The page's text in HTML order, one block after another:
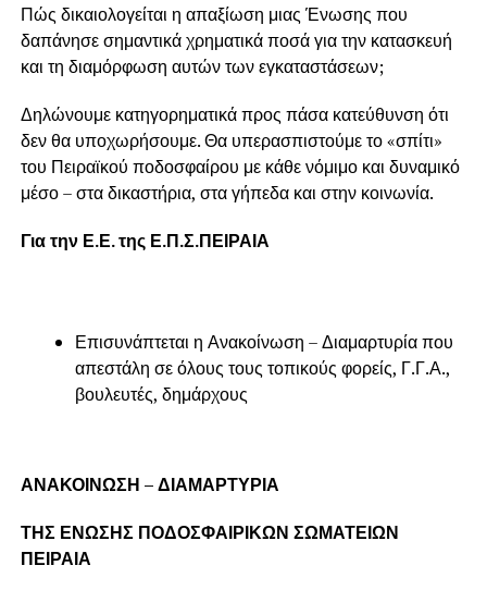
Πώς δικαιολογείται η απαξίωση μιας Ένωσης που
δαπάνησε σημαντικά χρηματικά ποσά για την κατασκευή
και τη διαμόρφωση αυτών των εγκαταστάσεων;
Δηλώνουμε κατηγορηματικά προς πάσα κατεύθυνση ότι
δεν θα υποχωρήσουμε. Θα υπερασπιστούμε το «σπίτι»
του Πειραϊκού ποδοσφαίρου με κάθε νόμιμο και δυναμικό
μέσο – στα δικαστήρια, στα γήπεδα και στην κοινωνία.
Για την Ε.Ε. της Ε.Π.Σ.ΠΕΙΡΑΙΑ
Επισυνάπτεται η Ανακοίνωση – Διαμαρτυρία που
απεστάλη σε όλους τους τοπικούς φορείς, Γ.Γ.Α.,
βουλευτές, δημάρχους
ΑΝΑΚΟΙΝΩΣΗ – ΔΙΑΜΑΡΤΥΡΙΑ
ΤΗΣ ΕΝΩΣΗΣ ΠΟΔΟΣΦΑΙΡΙΚΩΝ ΣΩΜΑΤΕΙΩΝ
ΠΕΙΡΑΙΑ